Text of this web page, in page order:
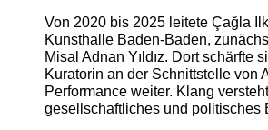
Von 2020 bis 2025 leitete Çağla
Kunsthalle Baden-Baden,
Misal Adnan Yıldız. Dort schärfte
Kuratorin an der Schnittstelle von
Performance weiter. Klang
gesellschaftliches und politisches